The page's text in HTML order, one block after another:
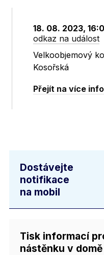
18. 08. 2023,
odkaz na událost
Velkoobjemový
Kosořská
Přejít na více
Dostávejte
notifikace
na mobil
Tisk informací
nástěnku v domě